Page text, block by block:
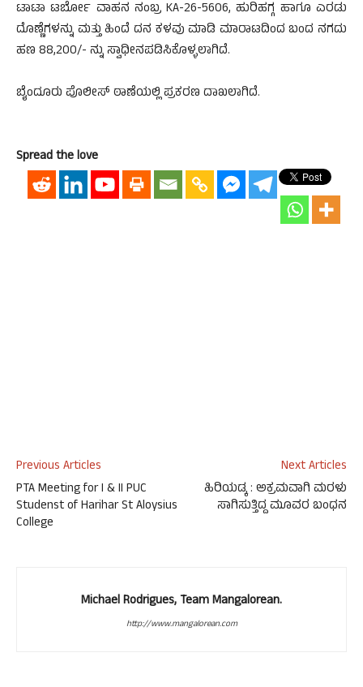
ಟಾಟಾ ಟರ್ಬೋ ವಾಹನ ನಂಬ್ರ KA-26-5606, ಹುರಿಹಗ್ಗ ಹಾಗೂ ಎರಡು
ದೊಣ್ಣೆಗಳನ್ನು ಮತ್ತು ಹಿಂದೆ ದನ ಕಳವು ಮಾಡಿ ಮಾರಾಟದಿಂದ ಬಂದ ನಗದು
ಹಣ 88,200/- ನ್ನು ಸ್ವಾಧೀನಪಡಿಸಿಕೊಳ್ಳಲಾಗಿದೆ.
ಬೈಂದೂರು ಪೊಲೀಸ್ ಠಾಣೆಯಲ್ಲಿ ಪ್ರಕರಣ ದಾಖಲಾಗಿದೆ.
Spread the love
Previous Articles
PTA Meeting for I & II PUC
Studenst of Harihar St Aloysius
College
Next Articles
ಹಿರಿಯಡ್ಕ : ಅಕ್ರಮವಾಗಿ ಮರಳು
ಸಾಗಿಸುತ್ತಿದ್ದ ಮೂವರ ಬಂಧನ
Michael Rodrigues, Team Mangalorean.
http://www.mangalorean.com